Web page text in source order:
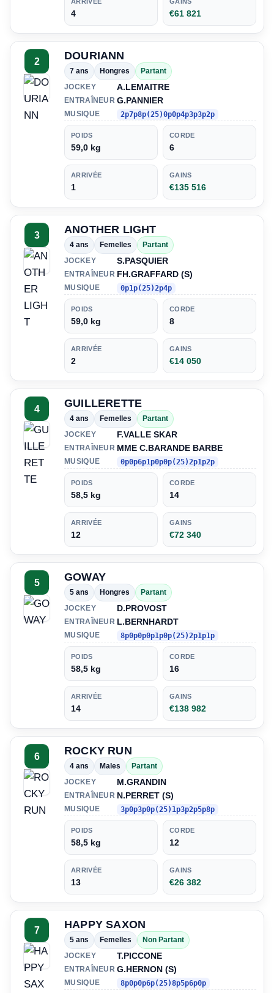
4 €61 821
2 DOURIANN
7 ans Hongres
Partant
JOCKEY
A.LEMAITRE
ENTRAÎNEUR G.PANNIER
MUSIQUE 2p7p8p(25)0p0p4p3p3p2p
POIDS
59,0 kg
CORDE
6
ARRIVÉE
1
GAINS
€135 516
3 ANOTHER LIGHT
4 ans Femelles
Partant
JOCKEY
S.PASQUIER
ENTRAÎNEUR FH.GRAFFARD (S)
MUSIQUE 0p1p(25)2p4p
POIDS
59,0 kg
CORDE
8
ARRIVÉE
2
GAINS
€14 050
4 GUILLERETTE
4 ans Femelles
Partant
JOCKEY
F.VALLE SKAR
ENTRAÎNEUR MME C.BARANDE BARBE
MUSIQUE 0p0p6p1p0p0p(25)2p1p2p
POIDS
58,5 kg
CORDE
14
ARRIVÉE
12
GAINS
€72 340
5 GOWAY
5 ans Hongres
Partant
JOCKEY
D.PROVOST
ENTRAÎNEUR L.BERNHARDT
MUSIQUE 8p0p0p0p1p0p(25)2p1p1p
POIDS
58,5 kg
CORDE
16
ARRIVÉE
14
GAINS
€138 982
6 ROCKY RUN
4 ans Males
Partant
JOCKEY
M.GRANDIN
ENTRAÎNEUR N.PERRET (S)
MUSIQUE 3p0p3p0p(25)1p3p2p5p8p
POIDS
58,5 kg
CORDE
12
ARRIVÉE
13
GAINS
€26 382
7 HAPPY SAXON
5 ans Femelles
Non Partant
JOCKEY
T.PICCONE
ENTRAÎNEUR G.HERNON (S)
MUSIQUE 8p0p0p6p(25)8p5p6p0p